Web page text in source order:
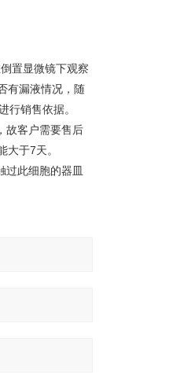
置显微镜下观察
有漏液情况，随
行销售依据。
故客户需要售后
于7天。
过此细胞的器皿